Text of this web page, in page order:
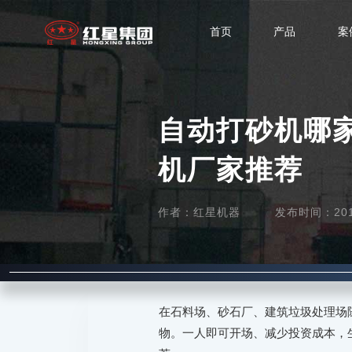
首页 产品 案
自动打砂机哪
机厂家推荐
作者：红星机器 发布时间：
在石料场、砂石厂、建筑垃圾处理
物。一人即可开场、减少投资成本